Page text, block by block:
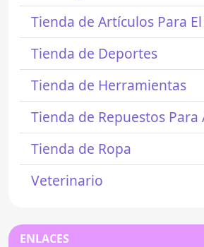
Tienda de Artículos Para
Tienda de Deportes
Tienda de Herramientas
Tienda de Repuestos
Tienda de Ropa
Veterinario
ENLACES